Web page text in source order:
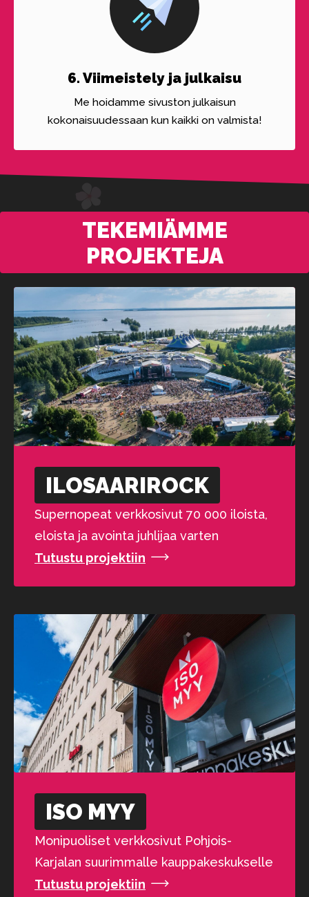
6. Viimeistely ja julkaisu
Me hoidamme sivuston julkaisun
kokonaisuudessaan kun kaikki on valmista!
TEKEMIÄMME
PROJEKTEJA
ILOSAARI­ROCK
Supernopeat verkkosivut 70 000 iloista,
eloista ja avointa juhlijaa varten
Tutustu projektiin
ISO MYY
Monipuoliset verkkosivut Pohjois-
Karjalan suurimmalle kauppakeskukselle
Tutustu projektiin